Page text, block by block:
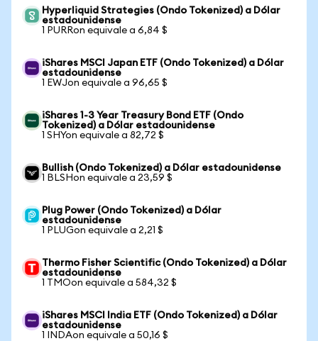
Hyperliquid Strategies (Ondo Tokenized) a Dólar
estadounidense
1 PURRon equivale a 6,84 $
iShares MSCI Japan ETF (Ondo Tokenized) a Dólar
estadounidense
1 EWJon equivale a 96,65 $
iShares 1-3 Year Treasury Bond ETF (Ondo
Tokenized) a Dólar estadounidense
1 SHYon equivale a 82,72 $
Bullish (Ondo Tokenized) a Dólar estadounidense
1 BLSHon equivale a 23,59 $
Plug Power (Ondo Tokenized) a Dólar
estadounidense
1 PLUGon equivale a 2,21 $
Thermo Fisher Scientific (Ondo Tokenized) a Dólar
estadounidense
1 TMOon equivale a 584,32 $
iShares MSCI India ETF (Ondo Tokenized) a Dólar
estadounidense
1 INDAon equivale a 50,16 $